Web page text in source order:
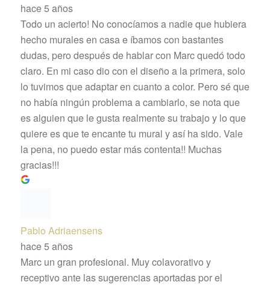
hace 5 años
Todo un acierto! No conocíamos a nadie que hubiera
hecho murales en casa e íbamos con bastantes
dudas, pero después de hablar con Marc quedó todo
claro. En mi caso dio con el diseño a la primera, solo
lo tuvimos que adaptar en cuanto a color. Pero sé que
no había ningún problema a cambiarlo, se nota que
es alguien que le gusta realmente su trabajo y lo que
quiere es que te encante tu mural y así ha sido. Vale
la pena, no puedo estar más contenta!! Muchas
gracias!!!
Pablo Adriaensens
hace 5 años
Marc un gran profesional. Muy colavorativo y
receptivo ante las sugerencias aportadas por el